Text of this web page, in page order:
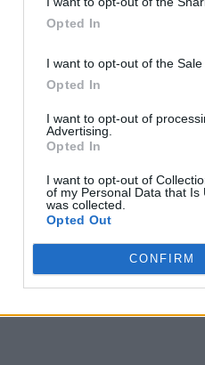
Opted In
I want to opt-out of the Sale
Opted In
I want to opt-out of
Advertising.
Opted In
I want to opt-out of
of my Personal Data that
was collected.
Opted Out
CONFIRM